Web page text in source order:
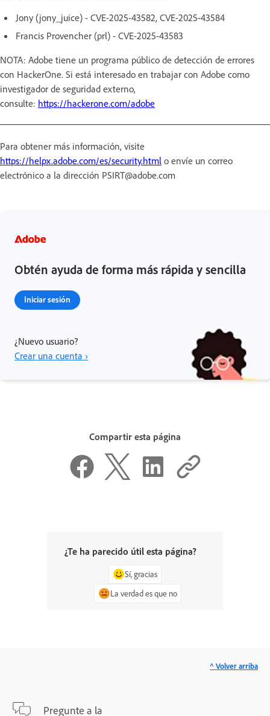
Jony (jony_juice) - CVE-2025-43582, CVE-2025-43584
Francis Provencher (prl) - CVE-2025-43583
NOTA: Adobe tiene un programa público de detección de errores
con HackerOne. Si está interesado en trabajar con Adobe como
investigador de seguridad externo,
consulte: https://hackerone.com/adobe
Para obtener más información, visite
https://helpx.adobe.com/es/security.html o envíe un correo
electrónico a la dirección PSIRT@adobe.com
Obtén ayuda de forma más rápida y sencilla
Iniciar sesión
¿Nuevo usuario?
Crear una cuenta ›
Compartir esta página
¿Te ha parecido útil esta página?
Sí, gracias
La verdad es que no
Pregunte a la
^ Volver arriba